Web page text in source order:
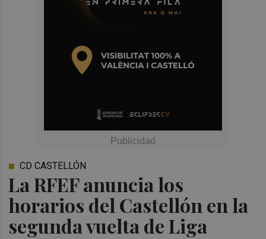
La RFEF anuncia los
horarios del Castellón en la
segunda vuelta de Liga
CD CASTELLÓN